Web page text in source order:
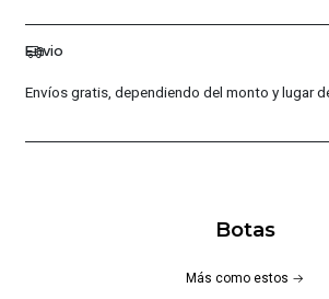
Textil / Plantilla: 100% Textil /Suela: 100%
Envio
Envíos gratis, dependiendo del monto y lugar
Botas
Más como estos